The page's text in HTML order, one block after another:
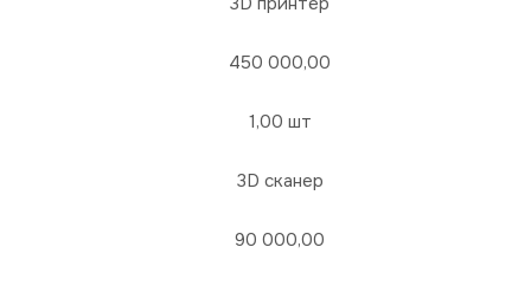
450 000,00
1,00 шт
3D сканер
90 000,00